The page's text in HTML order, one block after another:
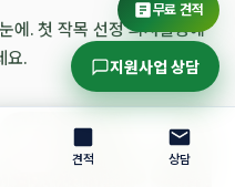
에. 첫 작목 선정 의사결정에
요.
무료 견적
견적 상담
지원사업 상담